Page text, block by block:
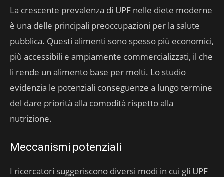
La crescente prevalenza di UPF nelle diete moderne
è una delle principali preoccupazioni per la salute
pubblica. Questi alimenti sono spesso più economici,
più accessibili e ampiamente commercializzati, il che
li rende un alimento base per molti. Lo studio
evidenzia le potenziali conseguenze a lungo termine
del dare priorità alla comodità rispetto alla
nutrizione.
Meccanismi potenziali
I ricercatori suggeriscono diversi modi in cui gli UPF